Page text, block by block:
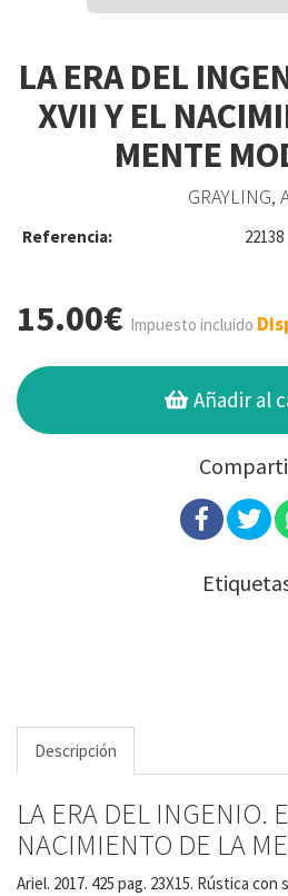
LA ERA DEL
XVII Y EL
MENTE
GRAYLING,
Referencia: 22138
15.00€ Impuesto incluido
Añadir al
Descripción
LA ERA DEL INGENIO.
NACIMIENTO DE LA
Ariel. 2017. 425 pag. 23X15. Rústica con